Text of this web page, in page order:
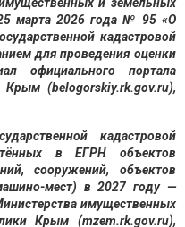
марта 2026 года № 95 «О
кадастровой
для проведения оценки
официального портала
Крым (belogorskiy.rk.gov.ru),
кадастровой
в ЕГРН объектов
сооружений, объектов
мест) в 2027 году —
имущественных
Крым (mzem.rk.gov.ru),